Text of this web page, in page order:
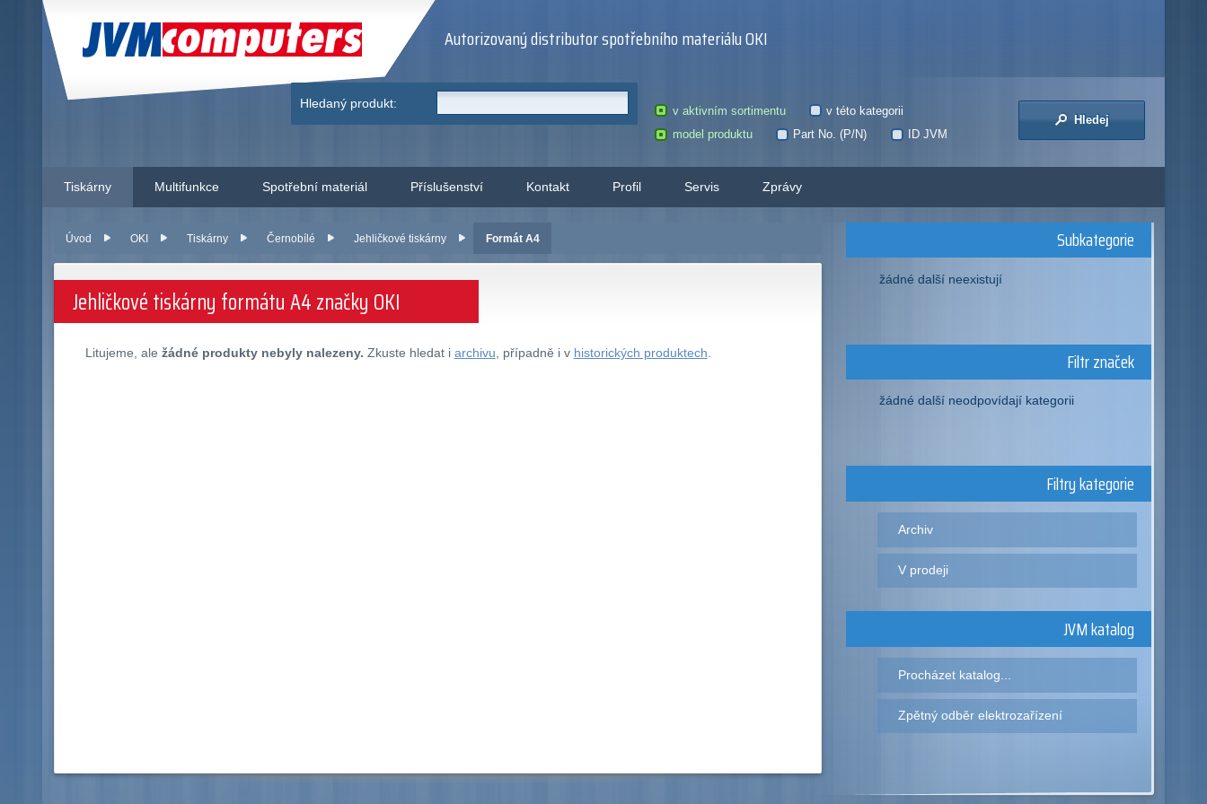
JVM Computers Autorizovaný distributor spotřebního materiálu OKI
Hledaný produkt:
v aktivním sortimentu
v této kategorii
model produktu
Part No. (P/N) ID JVM
Hledej
Tiskárny Multifunkce Spotřební materiál Příslušenství Kontakt Profil Servis Zprávy
Úvod OKI Tiskárny Černobílé Jehličkové tiskárny Formát A4
Jehličkové tiskárny formátu A4 značky OKI
Litujeme, ale žádné produkty nebyly nalezeny. Zkuste hledat i archivu , případně i v historických produktech
Subkategorie
žádné další neexistují
Filtr značek
žádné další neodpovídají kategorii
Filtry kategorie
Archiv
V prodeji
JVM katalog
Procházet katalog...
Zpětný odběr elektrozařízení